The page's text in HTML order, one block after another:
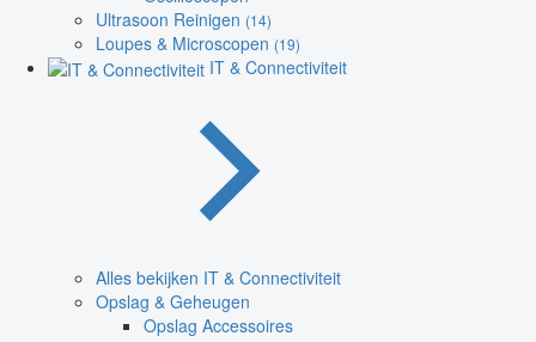
Ultrasoon Reinigen (14)
Loupes & Microscopen (19)
IT & Connectiviteit
Alles bekijken IT & Connectiviteit
Opslag & Geheugen
Opslag Accessoires